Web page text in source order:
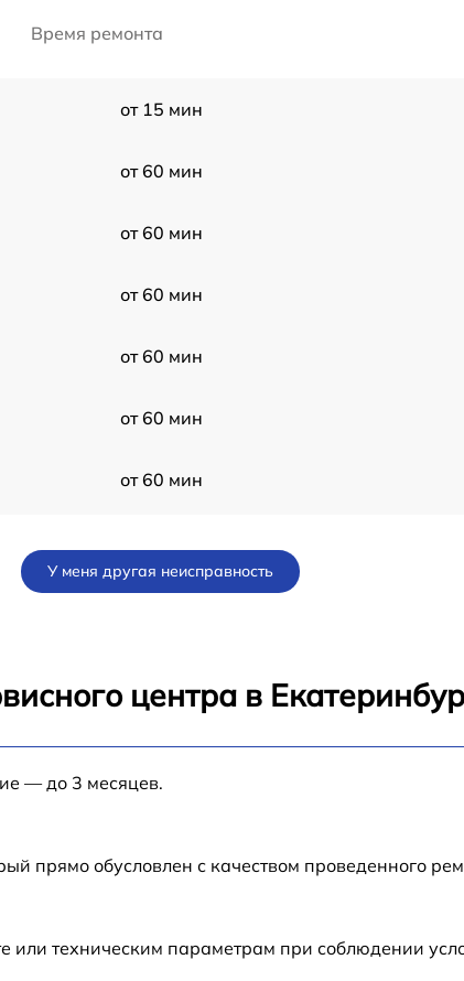
Время ремонта
от 15 мин
от 60 мин
от 60 мин
от 60 мин
от 60 мин
от 60 мин
от 60 мин
от 60 мин
У меня другая неисправность
центра в
— до 3 месяцев.
прямо обусловлен с качеством проведенного
техническим параметрам при соблюдении